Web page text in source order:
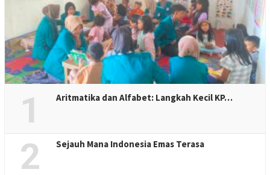
1 Aritmatika dan Alfabet: Langkah Kecil KP…
2 Sejauh Mana Indonesia Emas Terasa